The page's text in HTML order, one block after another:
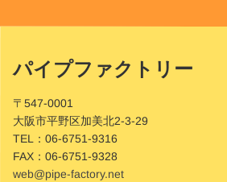
Site
Footer
パイプファクトリー
〒547-0001
大阪市平野区加美北2-3-29
TEL：06-6751-9316
FAX：06-6751-9328
web@pipe-factory.net